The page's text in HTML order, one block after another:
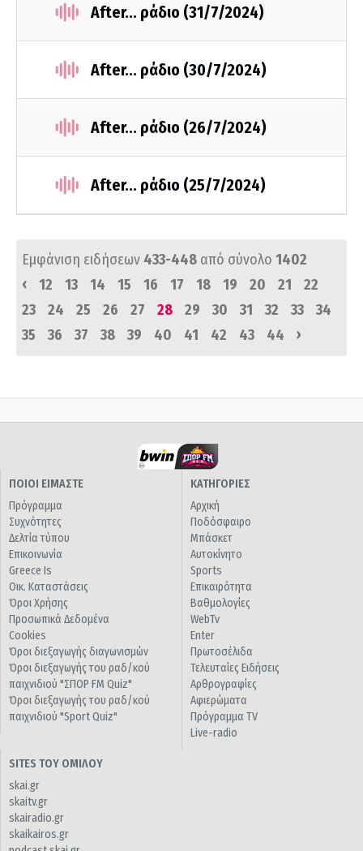
After... ράδιο (31/7/2024)
After... ράδιο (30/7/2024)
After... ράδιο (26/7/2024)
After... ράδιο (25/7/2024)
Εμφάνιση ειδήσεων 433-448 από σύνολο 1402
‹
12 13 14 15 16 17 18 19 20 21
22
23
24 25 26 27 28 29 30 31 32 33
34
35
36 37 38 39 40 41 42 43 44 ›
ΠΟΙΟΙ ΕΙΜΑΣΤΕ
Πρόγραμμα
Συχνότητες
Δελτία τύπου
Επικοινωνία
Greece Is
Οικ. Καταστάσεις
Όροι Χρήσης
Προσωπικά Δεδομένα
Cookies
Όροι διεξαγωγής διαγωνισμών
Όροι διεξαγωγής του ραδ/κού
παιχνιδιού "ΣΠΟΡ FM Quiz"
Όροι διεξαγωγής του ραδ/κού
παιχνιδιού "Sport Quiz"
ΚΑΤΗΓΟΡΙΕΣ
Αρχική
Ποδόσφαιρο
Μπάσκετ
Αυτοκίνητο
Sports
Επικαιρότητα
Βαθμολογίες
WebTv
Enter
Πρωτοσέλιδα
Τελευταίες Ειδήσεις
Αρθρογραφίες
Αφιερώματα
Πρόγραμμα TV
Live-radio
SITES ΤΟΥ ΟΜΙΛΟΥ
skai.gr
skaitv.gr
skairadio.gr
skaikairos.gr